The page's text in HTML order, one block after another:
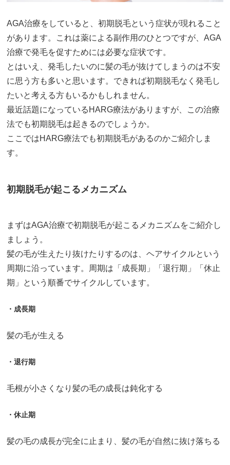
AGA治療をしていると、初期脱毛という症状が現れること
があります。これは薬による副作用のひとつですが、AGA
治療で発毛を促すためには必要な症状です。
とはいえ、発毛したいのに髪の毛が抜けてしまうのは不安
に思う方も多いと思います。できれば初期脱毛なく発毛し
たいと考える方もいるかもしれません。
最近話題になっているHARG療法がありますが、この治療
法でも初期脱毛は起きるのでしょうか。
ここではHARG療法でも初期脱毛があるのかご紹介しま
す。
初期脱毛が起こるメカニズム
まずはAGA治療で初期脱毛が起こるメカニズムをご紹介し
ましょう。
髪の毛が生えたり抜けたりするのは、ヘアサイクルという
周期に沿っています。周期は「成長期」「退行期」「休止
期」という順番でサイクルしています。
・成長期
髪の毛が生える
・退行期
毛根が小さくなり髪の毛の成長は鈍化する
・休止期
髪の毛の成長が完全に止まり、髪の毛が自然に抜け落ちる